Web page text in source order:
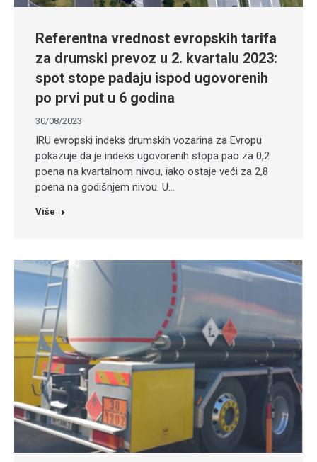
Referentna vrednost evropskih tarifa
za drumski prevoz u 2. kvartalu 2023:
spot stope padaju ispod ugovorenih
po prvi put u 6 godina
30/08/2023
IRU evropski indeks drumskih vozarina za Evropu
pokazuje da je indeks ugovorenih stopa pao za 0,2
poena na kvartalnom nivou, iako ostaje veći za 2,8
poena na godišnjem nivou. U…
Više